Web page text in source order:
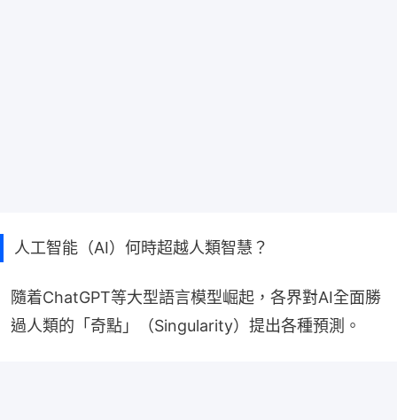
人工智能（AI）何時超越人類智慧？
隨着ChatGPT等大型語言模型崛起，各界對AI全面勝
過人類的「奇點」（Singularity）提出各種預測。